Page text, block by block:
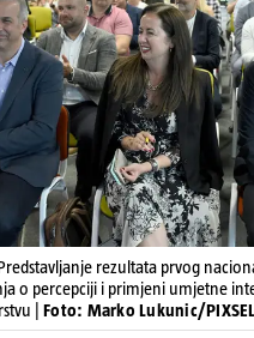
rezultata prvog
o percepciji i primjeni umjetne
| Foto: Marko Lukunic/